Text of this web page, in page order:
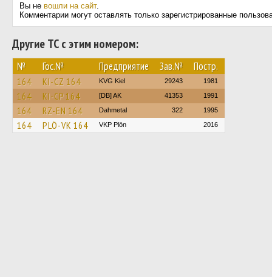
Вы не вошли на сайт.
Комментарии могут оставлять только зарегистрированные
Другие ТС с этим номером:
№ Гос.№ Предприятие Зав.№ Постр.
164 KI-CZ 164 KVG Kiel 29243 1981
164 KI-CP 164 [DB] AK 41353 1991
164 RZ-EN 164 Dahmetal 322 1995
164 PLÖ-VK 164 VKP Plön 2016